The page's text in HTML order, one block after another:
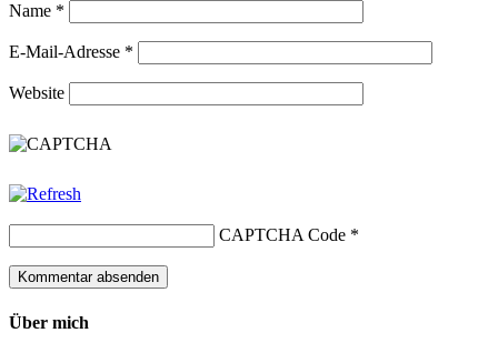
Name *
E-Mail-Adresse *
Website
CAPTCHA Code *
Über mich